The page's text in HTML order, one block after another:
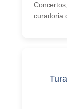
curadoria